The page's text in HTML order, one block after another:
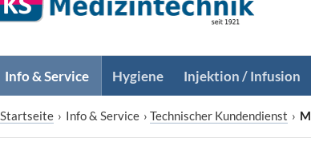
Info & Service Hygiene Injektion / Infusion
Startseite › Info & Service › Technischer Kundendienst ›